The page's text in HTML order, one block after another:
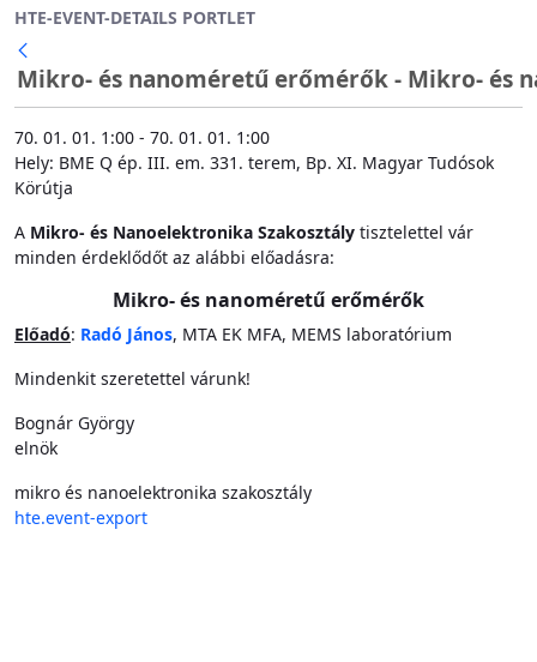
Ugrás a fő tartalomhoz
HTE-EVENT-DETAILS PORTLET
Mikro- és nanoméretű erőmérők - Mikro- és
70. 01. 01. 1:00 - 70. 01. 01. 1:00
Hely: BME Q ép. III. em. 331. terem, Bp. XI. Magyar Tudósok
Körútja
A Mikro- és Nanoelektronika Szakosztály tisztelettel vár
minden érdeklődőt az alábbi előadásra:
Mikro- és nanoméretű erőmérők
Előadó: Radó János, MTA EK MFA, MEMS laboratórium
Mindenkit szeretettel várunk!
Bognár György
elnök
mikro és nanoelektronika szakosztály
hte.event-export